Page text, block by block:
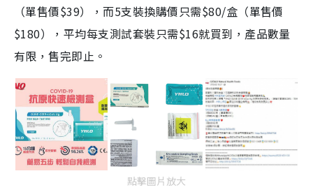
（單售價$39），而5支裝換購價只需$80/盒（單售價
$180），平均每支測試套裝只需$16就買到，產品數量
有限，售完即止。
點擊圖片放大